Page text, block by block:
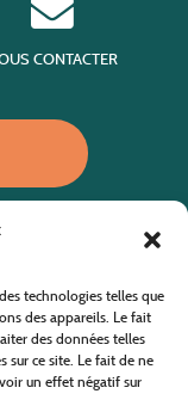
technologies telles que
des appareils. Le fait
des données telles
sur ce site. Le fait de ne
un effet négatif sur
CONTACTER
le développement rural